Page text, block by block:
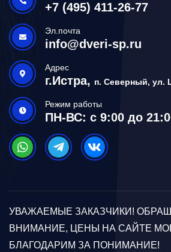
+7 (495) 411-26-77
Эл.почта
info@dveri-sp.ru
Адрес
г.Истра, п. Северный, ул.
Режим работы
ПН-ВС: с 9:00 до
УВАЖАЕМЫЕ ЗАКАЗЧИКИ!
ВНИМАНИЕ, ЦЕНЫ НА САЙТЕ
БЛАГОДАРИМ ЗА ПОНИМАНИЕ!